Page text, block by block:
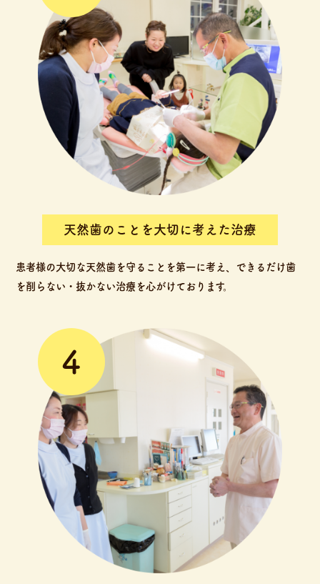
天然歯のことを大切に考えた治療
患者様の大切な天然歯を守ることを第一に考え、できるだけ歯
を削らない・抜かない治療を心がけております。
4